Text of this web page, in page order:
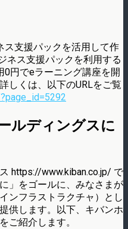
ス支援パックを活用して作
ネス支援パックを利用する
0円でeラーニング講座を開
しくは、以下のURLをご覧
ルディングスに
https://www.kiban.co.jp/ で
」をゴールに、みなさまが
ンフラストラクチャ）とし
供します。以下、キバンホ
ご紹介します。